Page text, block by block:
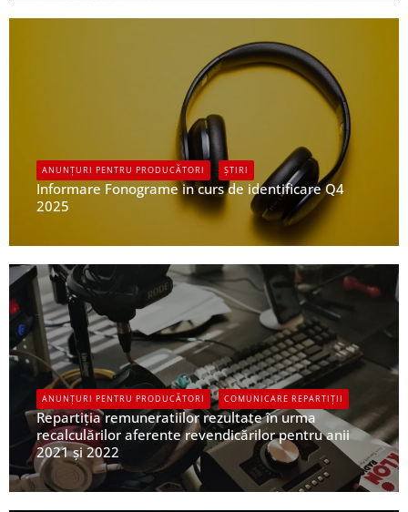
ANUNȚURI PENTRU PRODUCĂTORI ȘTIRI
Informare Fonograme in curs de identificare Q4
2025
ANUNȚURI PENTRU PRODUCĂTORI COMUNICARE REPARTIȚII
Repartiția remuneratiilor rezultate în urma
recalculărilor aferente revendicărilor pentru anii
2021 și 2022
UPFR